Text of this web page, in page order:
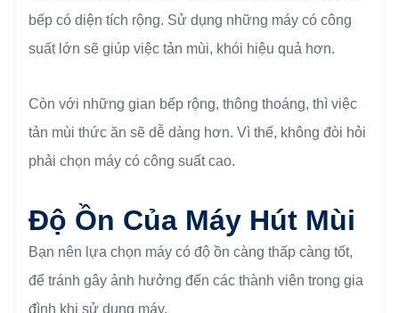
bếp có diện tích rộng. Sử dụng những máy có công
suất lớn sẽ giúp việc tản mùi, khói hiệu quả hơn.
Còn với những gian bếp rộng, thông thoáng, thì việc
tản mùi thức ăn sẽ dễ dàng hơn. Vì thế, không đòi hỏi
phải chọn máy có công suất cao.
Độ Ồn Của Máy Hút Mùi
Bạn nên lựa chọn máy có độ ồn càng thấp càng tốt,
để tránh gây ảnh hưởng đến các thành viên trong gia
đình khi sử dụng máy.